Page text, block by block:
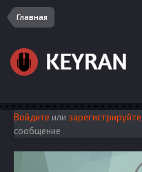
Главная
Войдите или
сообщение